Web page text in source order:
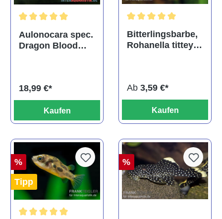
Durchschnittliche Bewertung von 5 von 5 Sternen
Aulonocara spec.
Dragon Blood
18,99 €*
Kaufen
Bitterlingsbarbe,
Rohanella titteya,
Ab 3,59 €*
Kaufen
%
Tipp
%